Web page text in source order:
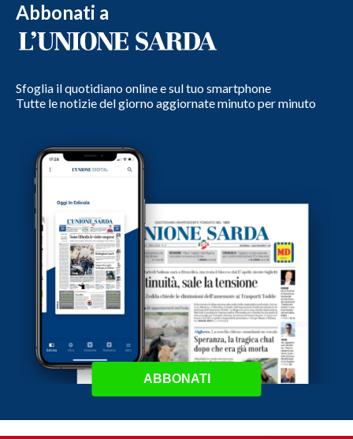
Abbonati a
Sfoglia il quotidiano online e sul tuo smartphone
Tutte le notizie del giorno aggiornate minuto per minuto
ABBONATI